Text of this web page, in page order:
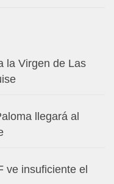
la Virgen de Las
llegará al
ve insuficiente el